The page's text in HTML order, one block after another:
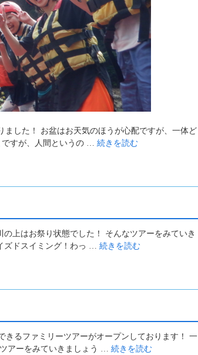
ました！ お盆はお天気のほうが心配ですが、一体ど
ですが、人間というの … 続きを読む
上はお祭り状態でした！ そんなツアーをみていき
ズドスイミング！わっ … 続きを読む
るファミリーツアーがオープンしております！ 一
アーをみていきましょう … 続きを読む